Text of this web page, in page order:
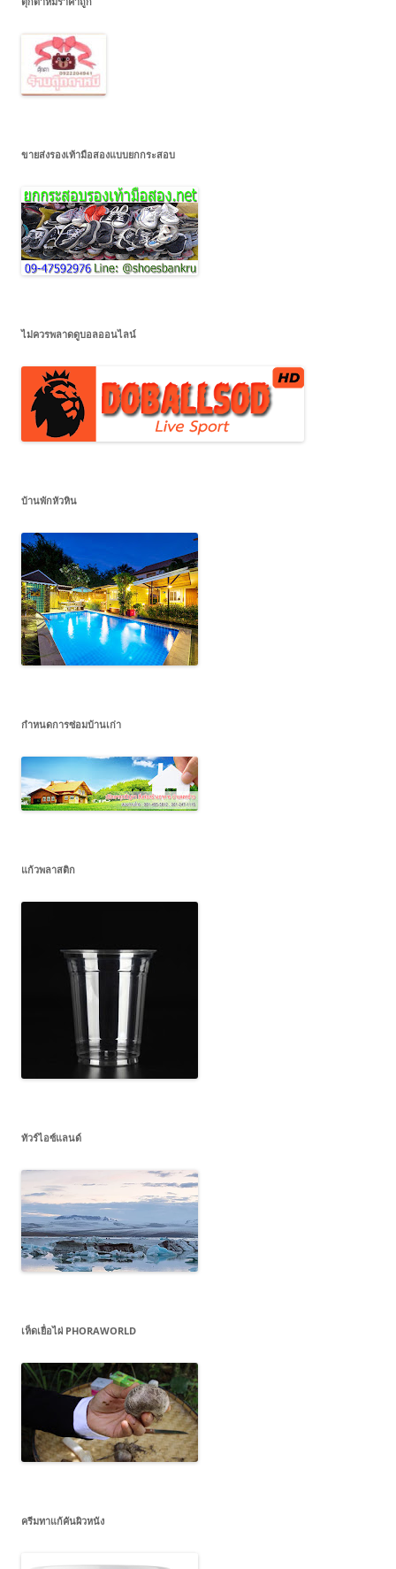
ขายส่งรองเท้ามือสองแบบยกกระสอบ
ไม่ควรพลาดดูบอลออนไลน์
บ้านพักหัวหิน
กำหนดการซ่อมบ้านเก่า
แก้วพลาสติก
ทัวร์ไอซ์แลนด์
เห็ดเยื่อไผ่ PHORAWORLD
ครีมทาแก้คันผิวหนัง